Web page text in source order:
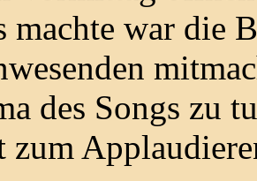
machte war die
des Songs zu
zum